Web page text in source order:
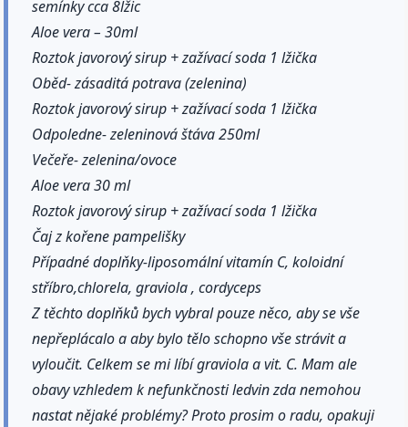
semínky cca 8lžic
Aloe vera – 30ml
Roztok javorový sirup + zažívací soda 1 lžička
Oběd- zásaditá potrava (zelenina)
Roztok javorový sirup + zažívací soda 1 lžička
Odpoledne- zeleninová štáva 250ml
Večeře- zelenina/ovoce
Aloe vera 30 ml
Roztok javorový sirup + zažívací soda 1 lžička
Čaj z kořene pampelišky
Případné doplňky-liposomální vitamín C, koloidní
stříbro,chlorela, graviola , cordyceps
Z těchto doplňků bych vybral pouze něco, aby se vše
nepřeplácalo a aby bylo tělo schopno vše strávit a
vyloučit. Celkem se mi líbí graviola a vit. C. Mam ale
obavy vzhledem k nefunkčnosti ledvin zda nemohou
nastat nějaké problémy? Proto prosim o radu, opakuji